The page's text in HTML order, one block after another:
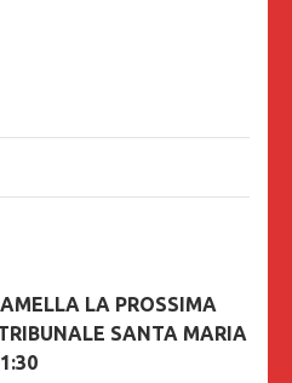
LA PROSSIMA
SANTA MARIA